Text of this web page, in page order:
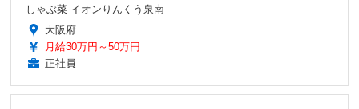
しゃぶ菜 イオンりんくう泉南
大阪府
月給30万円～50万円
正社員